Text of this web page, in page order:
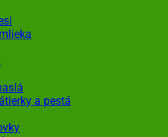
a pestá